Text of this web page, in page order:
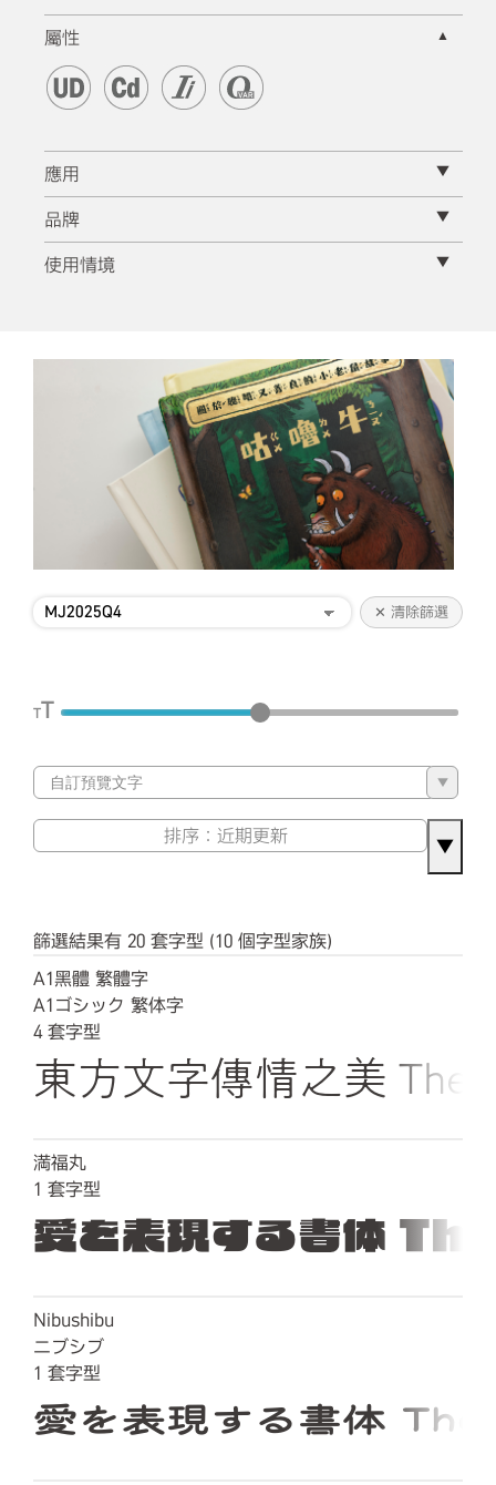
✕ 清除篩選
TT
▼
▼
篩選結果有 20 套字型 (10 個字型家族)
A1黑體 繁體字
A1ゴシック 繁体字
4套字型
東方文字傳情之美 The
満福丸
1 套字型
愛を表現する書
Nibushibu
ニブシブ
1 套字型
愛を表現する書体
屬性 ▲
應用 ▼
品牌 ▼
使用情境 ▼